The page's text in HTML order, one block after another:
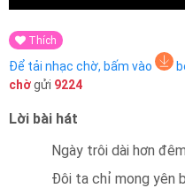
Thể
Loại
Nghệ
Thích
Để tải nhạc chờ, bấm vào
chờgửi 9224
Lời bài hát
Ngày trôi dài hơn đêm
Đôi ta chỉ mong yên